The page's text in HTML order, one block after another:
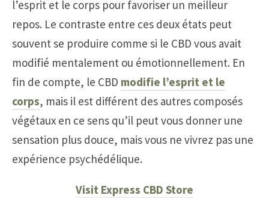
l’esprit et le corps pour favoriser un meilleur
repos. Le contraste entre ces deux états peut
souvent se produire comme si le CBD vous avait
modifié mentalement ou émotionnellement. En
fin de compte, le CBD modifie l’esprit et le
corps, mais il est différent des autres composés
végétaux en ce sens qu’il peut vous donner une
sensation plus douce, mais vous ne vivrez pas une
expérience psychédélique.
Visit Express CBD Store